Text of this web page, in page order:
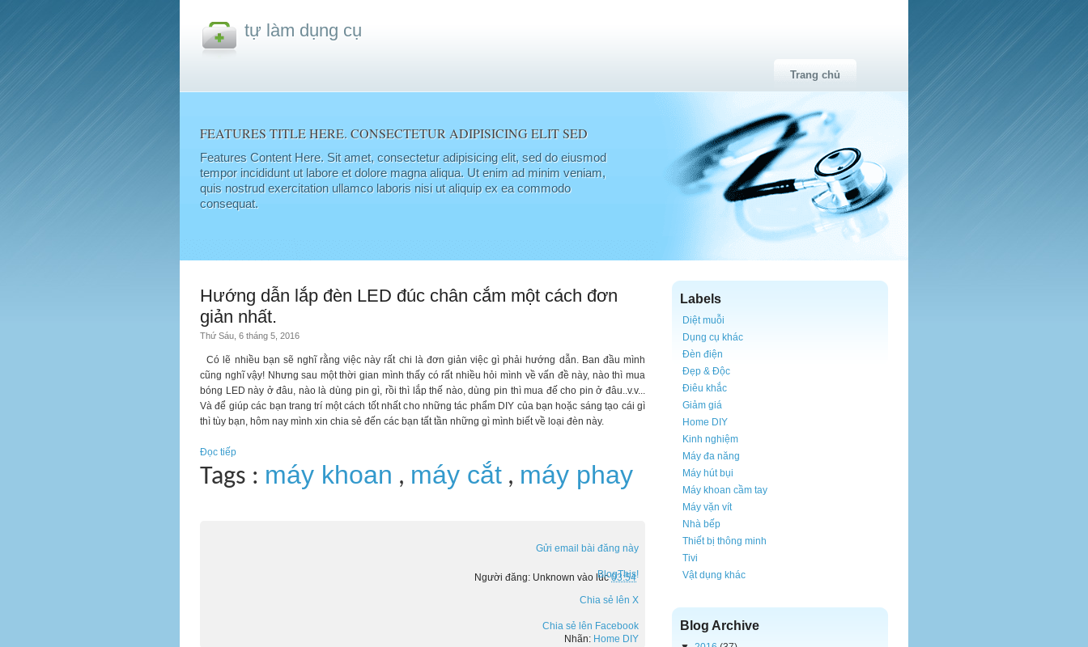
tự làm dụng cụ
Trang chủ
FEATURES TITLE HERE. CONSECTETUR ADIPISICING ELIT SED
Features Content Here. Sit amet, consectetur adipisicing elit, sed do eiusmod
tempor incididunt ut labore et dolore magna aliqua. Ut enim ad minim veniam,
quis nostrud exercitation ullamco laboris nisi ut aliquip ex ea commodo
consequat.
Hướng dẫn lắp đèn LED đúc chân cắm một cách đơn
giản nhất.
Thứ Sáu, 6 tháng 5, 2016
Có lẽ nhiều bạn sẽ nghĩ rằng việc này rất chi là đơn giản việc gì phải hướng dẫn. Ban đầu mình
cũng nghĩ vậy! Nhưng sau một thời gian mình thấy có rất nhiều hỏi mình về vấn đề này, nào thì mua
bóng LED này ở đâu, nào là dùng pin gì, rồi thì lắp thế nào, dùng pin thì mua đế cho pin ở đâu..v.v...
Và để giúp các bạn trang trí một cách tốt nhất cho những tác phẩm DIY của bạn hoặc sáng tạo cái gì
thì tùy bạn, hôm nay mình xin chia sẻ đến các bạn tất tần những gì mình biết về loại đèn này.
Đọc tiếp
Tags : máy khoan , máy cắt , máy phay
Người đăng: Unknown vào lúc03:54
Gửi email bài đăng này
BlogThis!
Chia sẻ lên X
Chia sẻ lên Facebook
Nhãn: Home DIY
Labels
Diệt muỗi
Dụng cụ khác
Đèn điện
Đẹp & Độc
Điêu khắc
Giảm giá
Home DIY
Kinh nghiệm
Máy đa năng
Máy hút bụi
Máy khoan cầm tay
Máy vặn vít
Nhà bếp
Thiết bị thông minh
Tivi
Vật dụng khác
Blog Archive